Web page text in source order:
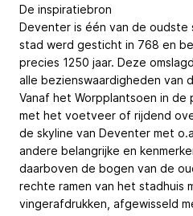
De inspiratiebron
Deventer is één van de oudste
stad werd gesticht in 768 en
precies 1250 jaar. Deze
alle bezienswaardigheden van
Vanaf het Worpplantsoen in de
met het voetveer of rijdend
de skyline van Deventer met
andere belangrijke en
daarboven de bogen van de
rechte ramen van het stadhuis
vingerafdrukken, afgewisseld